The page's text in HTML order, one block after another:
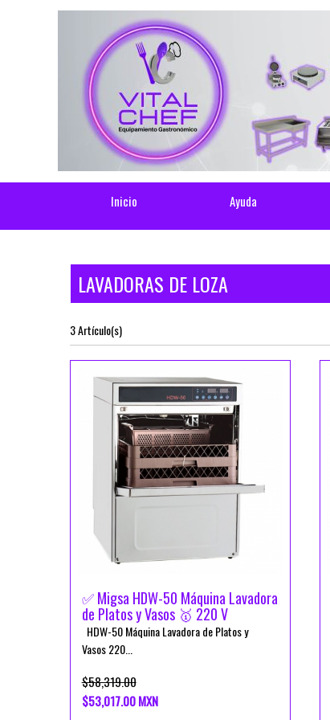
Inicio Ayuda
LAVADORAS DE LOZA
3 Artículo(s)
✅ Migsa HDW-50 Máquina Lavadora
de Platos y Vasos 🥇 220 V
HDW-50 Máquina Lavadora de Platos y
Vasos 220...
$58,319.00
$53,017.00 MXN